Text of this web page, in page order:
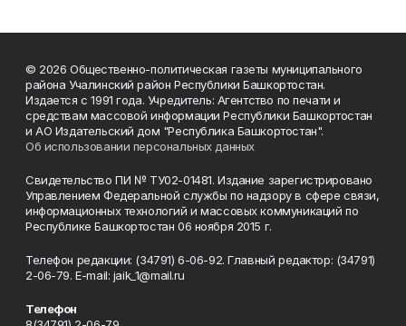
© 2026 Общественно-политическая газеты муниципального
района Учалинский район Республики Башкортостан.
Издается с 1991 года. Учредитель: Агентство по печати и
средствам массовой информации Республики Башкортостан
и АО Издательский дом "Республика Башкортостан".
Об использовании персональных данных
Свидетельство ПИ № ТУ02-01481. Издание зарегистрировано
Управлением Федеральной службы по надзору в сфере связи,
информационных технологий и массовых коммуникаций по
Республике Башкортостан 06 ноября 2015 г.
Телефон редакции: (34791) 6-06-92. Главный редактор: (34791)
2-06-79. Е-mаil: jaik_1@mail.ru
Телефон